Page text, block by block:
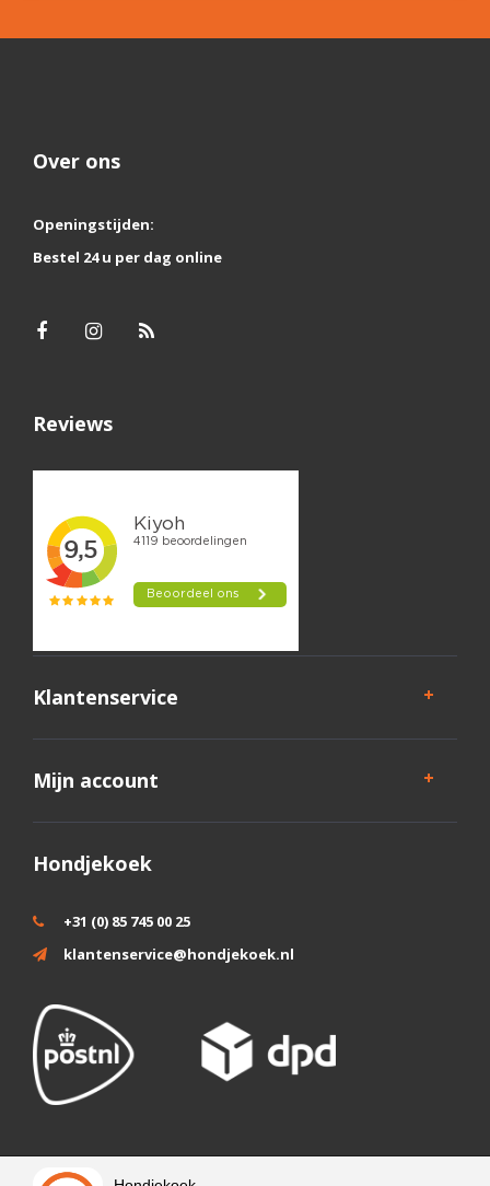
Over ons
Openingstijden:
Bestel 24 u per dag online
Reviews
Klantenservice
Mijn account
Hondjekoek
+31 (0) 85 745 00 25
klantenservice@hondjekoek.nl
Wij slaan cookies op om onze website te verbeteren. Is dat akkoord?